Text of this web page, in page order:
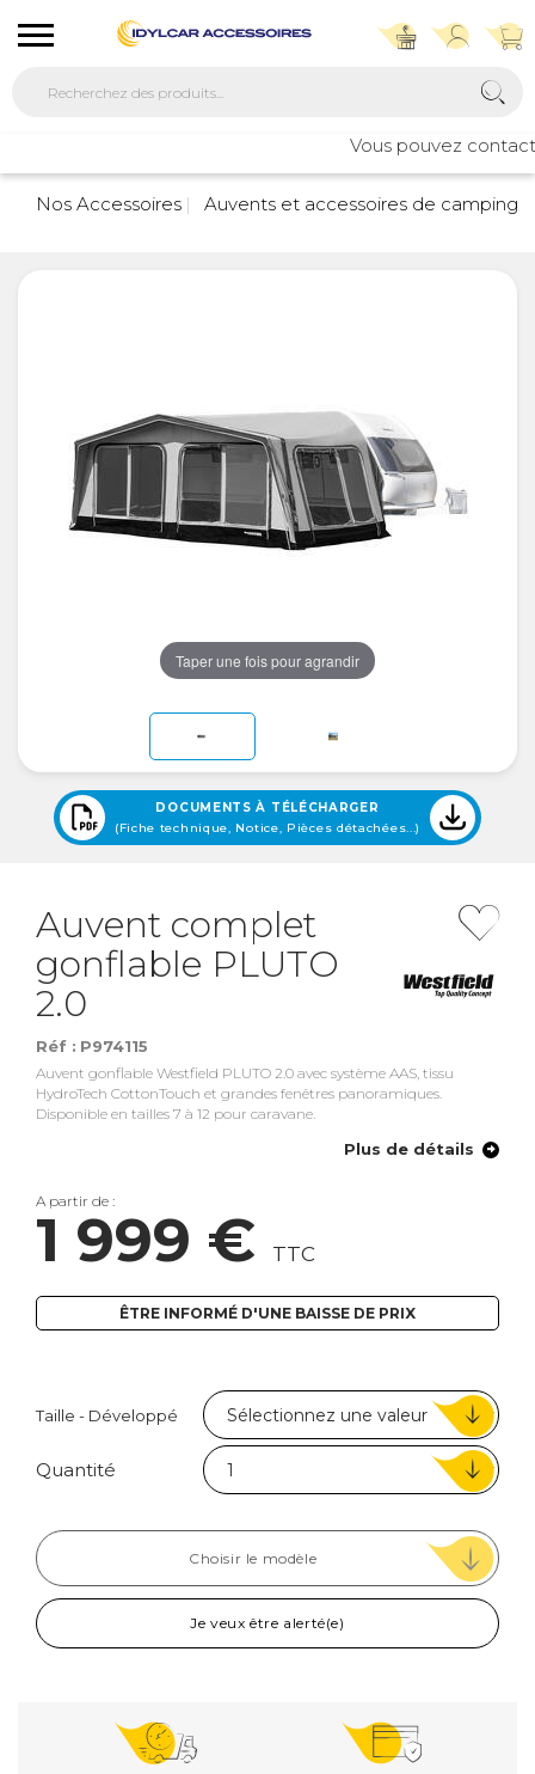
Vous pouvez
Nos Accessoires
Auvents et accessoires de camping
Taper une fois pour agrandir
DOCUMENTS À TÉLÉCHARGER
(Fiche technique, Notice, Pièces détachées...)
Auvent complet
gonflable PLUTO
2.0
Réf : P974115
Auvent gonflable Westfield PLUTO 2.0 avec système AAS, tissu
HydroTech CottonTouch et grandes fenêtres panoramiques.
Disponible en tailles 7 à 12 pour caravane.
Plus de détails
A partir de :
1 999 € TTC
ÊTRE INFORMÉ D'UNE BAISSE DE PRIX
Taille - Développé
Quantité
Choisir le modèle
Je veux être alerté(e)